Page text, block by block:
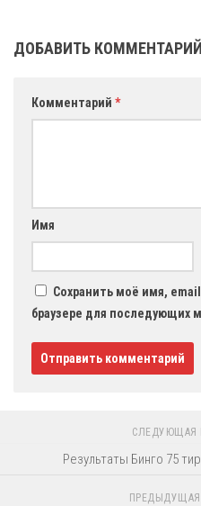
ДОБАВИТЬ КОММЕНТАРИЙ
Комментарий *
Имя
Сохранить моё имя,
браузере для последующих
СЛЕДУЮЩАЯ
Результаты Бинго 75